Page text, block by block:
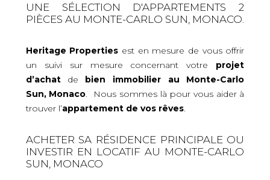
UNE SÉLECTION D'APPARTEMENTS 2
PIÈCES AU MONTE-CARLO SUN, MONACO.
Heritage Properties est en mesure de vous offrir
un suivi sur mesure concernant votre projet
d’achat de bien immobilier
au Monte-Carlo
Sun, Monaco . Nous sommes là pour vous aider à
trouver l’appartement de vos rêves.
ACHETER SA RÉSIDENCE PRINCIPALE OU
INVESTIR EN LOCATIF AU MONTE-CARLO
SUN, MONACO